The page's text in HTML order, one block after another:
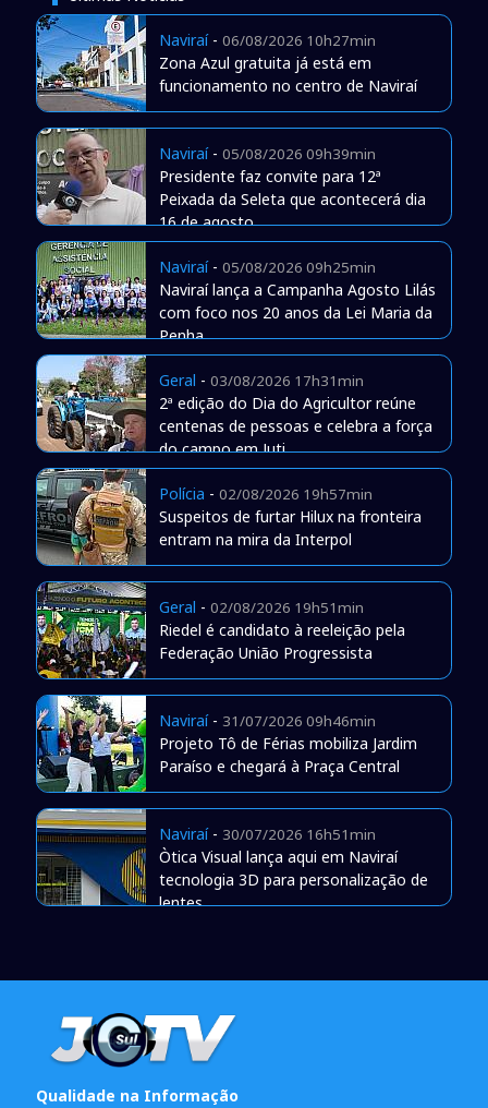
Naviraí- 06/08/2026 10h27min
Zona Azul gratuita já está em
funcionamento no centro de Naviraí
Naviraí- 05/08/2026 09h39min
Presidente faz convite para 12ª
Peixada da Seleta que acontecerá dia
16 de agosto
Naviraí- 05/08/2026 09h25min
Naviraí lança a Campanha Agosto Lilás
com foco nos 20 anos da Lei Maria da
Penha
Geral - 03/08/2026 17h31min
2ª edição do Dia do Agricultor reúne
centenas de pessoas e celebra a força
do campo em Juti
Polícia - 02/08/2026 19h57min
Suspeitos de furtar Hilux na fronteira
entram na mira da Interpol
Geral - 02/08/2026 19h51min
Riedel é candidato à reeleição pela
Federação União Progressista
Naviraí- 31/07/2026 09h46min
Projeto Tô de Férias mobiliza Jardim
Paraíso e chegará à Praça Central
Naviraí- 30/07/2026 16h51min
Òtica Visual lança aqui em Naviraí
tecnologia 3D para personalização de
lentes
Qualidade na Informação